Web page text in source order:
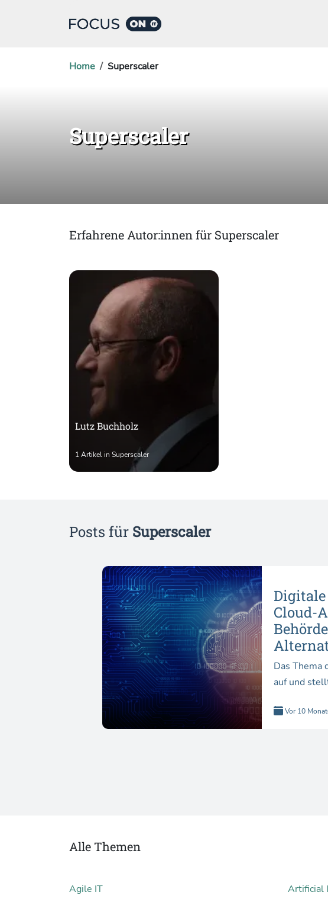
Home Superscaler
Superscaler
Erfahrene Autor:innen für Superscaler
Lutz Buchholz
1 Artikel in Superscaler
Posts für Superscaler
Cloud-
Das Thema
Vor 10
Alle Themen
Agile IT Artificial